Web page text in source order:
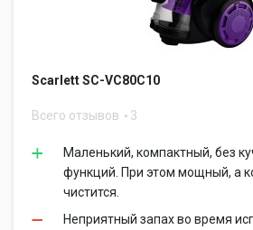
Scarlett SC-VC80C10
Всего отзывов 3
Маленький, компактный, без
функций. При этом мощный, а
чистится.
Неприятный запах во время